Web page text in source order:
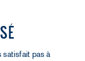
satisfait pas à